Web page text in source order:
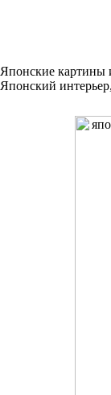
Японские картины
Японский